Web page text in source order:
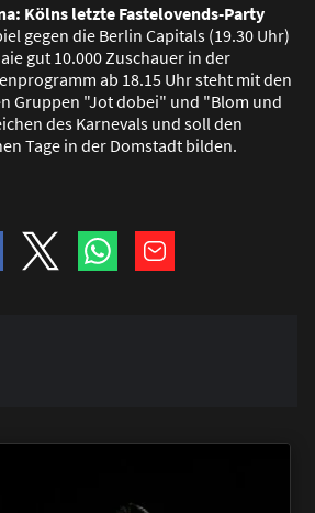
Kölns letzte Fastelovends-Party
gegen die Berlin Capitals (19.30 Uhr)
gut 10.000 Zuschauer in der
ab 18.15 Uhr steht mit den
Gruppen "Jot dobei" und "Blom und
des Karnevals und soll den
Tage in der Domstadt bilden.